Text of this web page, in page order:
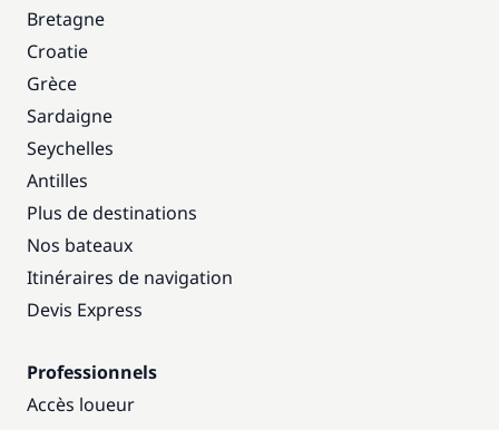
Bretagne
Croatie
Grèce
Sardaigne
Seychelles
Antilles
Plus de destinations
Nos bateaux
Itinéraires de navigation
Devis Express
Professionnels
Accès loueur